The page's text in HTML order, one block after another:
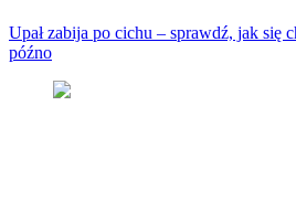
Upał zabija po cichu – sprawdź, jak się
późno